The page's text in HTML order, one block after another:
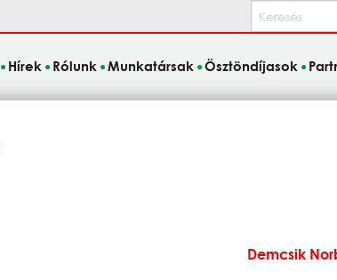
Keresés
Hírek Rólunk Munkatársak Ösztöndíjasok
Demcsik